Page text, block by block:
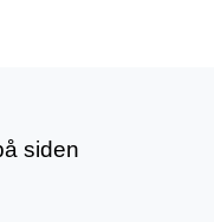
siden